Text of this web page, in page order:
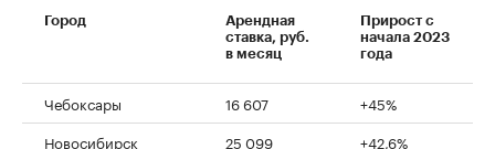
Город
Арендная
ставка, руб.
в месяц
Прирост с
начала 2023
года
Чебоксары 16 607
+45%
Новосибирск
25 099
+42,6%